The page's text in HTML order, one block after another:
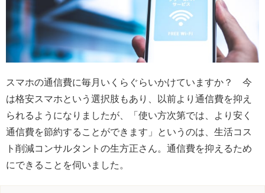
スマホの通信費に毎月いくらぐらいかけていますか？ 今
は格安スマホという選択肢もあり、以前より通信費を抑え
られるようになりましたが、「使い方次第では、より安く
通信費を節約することができます」というのは、生活コス
ト削減コンサルタントの生方正さん。通信費を抑えるため
にできることを伺いました。